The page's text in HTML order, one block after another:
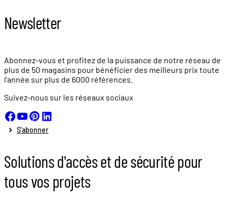
Newsletter
Abonnez-vous et profitez de la puissance de notre réseau de
plus de 50 magasins pour bénéficier des meilleurs prix toute
l'année sur plus de 6000 références.
Suivez-nous sur les réseaux sociaux
S'abonner
Solutions d'accès et de sécurité pour
tous vos projets